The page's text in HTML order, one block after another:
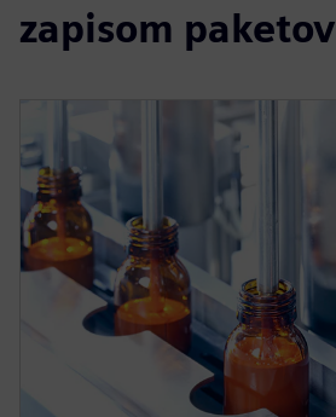
zapisom paketov